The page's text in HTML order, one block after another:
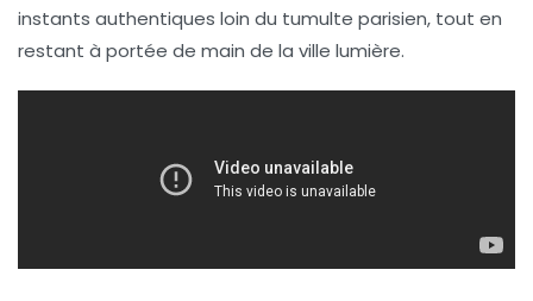
instants authentiques loin du tumulte parisien, tout en
restant à portée de main de la ville lumière.